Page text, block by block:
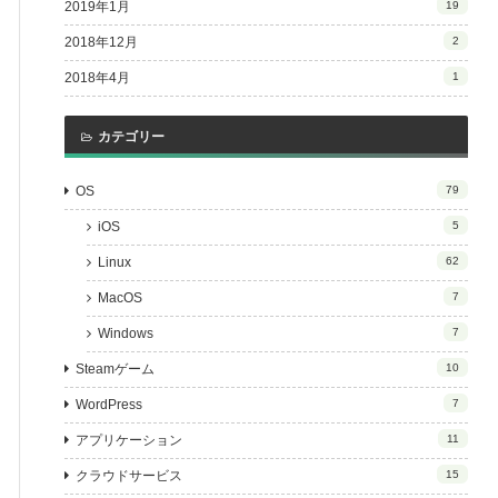
2019年1月 19
2018年12月 2
2018年4月 1
カテゴリー
OS 79
iOS 5
Linux 62
MacOS 7
Windows 7
Steamゲーム 10
WordPress 7
アプリケーション 11
クラウドサービス 15